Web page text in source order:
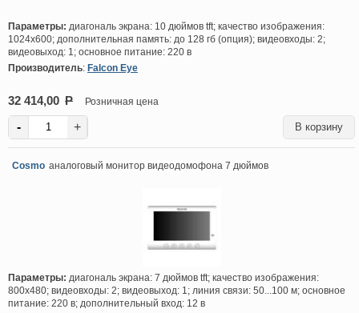
Параметры: диагональ экрана: 10 дюймов tft; качество изображения:
1024х600; дополнительная память: до 128 гб (опция); видеовходы: 2;
видеовыход: 1; основное питание: 220 в
Производитель: Falcon Eye
32 414,00 P Розничная цена
- +
Cosmo аналоговый монитор видеодомофона 7 дюймов
Параметры: диагональ экрана: 7 дюймов tft; качество изображения:
800х480; видеовходы: 2; видеовыход: 1; линия связи: 50...100 м; основное
питание: 220 в; дополнительный вход: 12 в